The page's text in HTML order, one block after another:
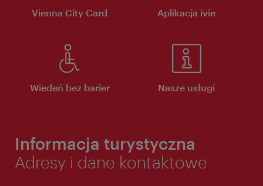
Vienna City Card Aplikacja ivie
Wiedeń bez barier Nasze usługi
Informacja turystyczna
Adresy i dane kontaktowe